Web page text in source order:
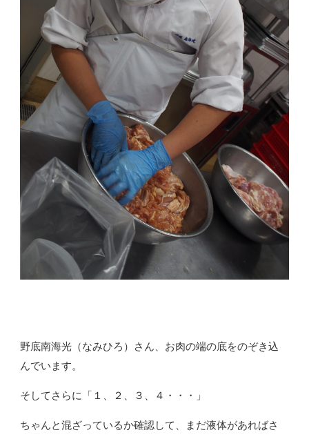
野底南海光（なみひろ）さん、お肉の端の底をのぞき込
んでいます。
そしてさらに「１、２、３、４・・・」
ちゃんと混ざっているか確認して、まだ液体があればさ